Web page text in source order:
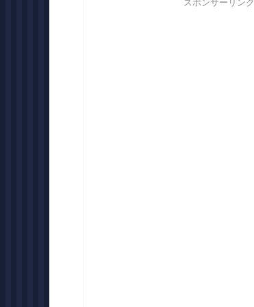
スポンサーリンク